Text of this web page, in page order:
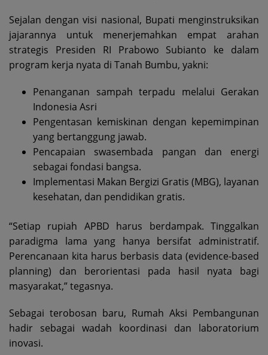
Sejalan dengan visi nasional, Bupati menginstruksikan
jajarannya untuk menerjemahkan empat arahan
strategis Presiden RI Prabowo Subianto ke dalam
program kerja nyata di Tanah Bumbu, yakni:
Penanganan sampah terpadu melalui Gerakan
Indonesia Asri
Pengentasan kemiskinan dengan kepemimpinan
yang bertanggung jawab.
Pencapaian swasembada pangan dan energi
sebagai fondasi bangsa.
Implementasi Makan Bergizi Gratis (MBG), layanan
kesehatan, dan pendidikan gratis.
“Setiap rupiah APBD harus berdampak. Tinggalkan
paradigma lama yang hanya bersifat administratif.
Perencanaan kita harus berbasis data (evidence-based
planning) dan berorientasi pada hasil nyata bagi
masyarakat,” tegasnya.
Sebagai terobosan baru, Rumah Aksi Pembangunan
hadir sebagai wadah koordinasi dan laboratorium
inovasi.